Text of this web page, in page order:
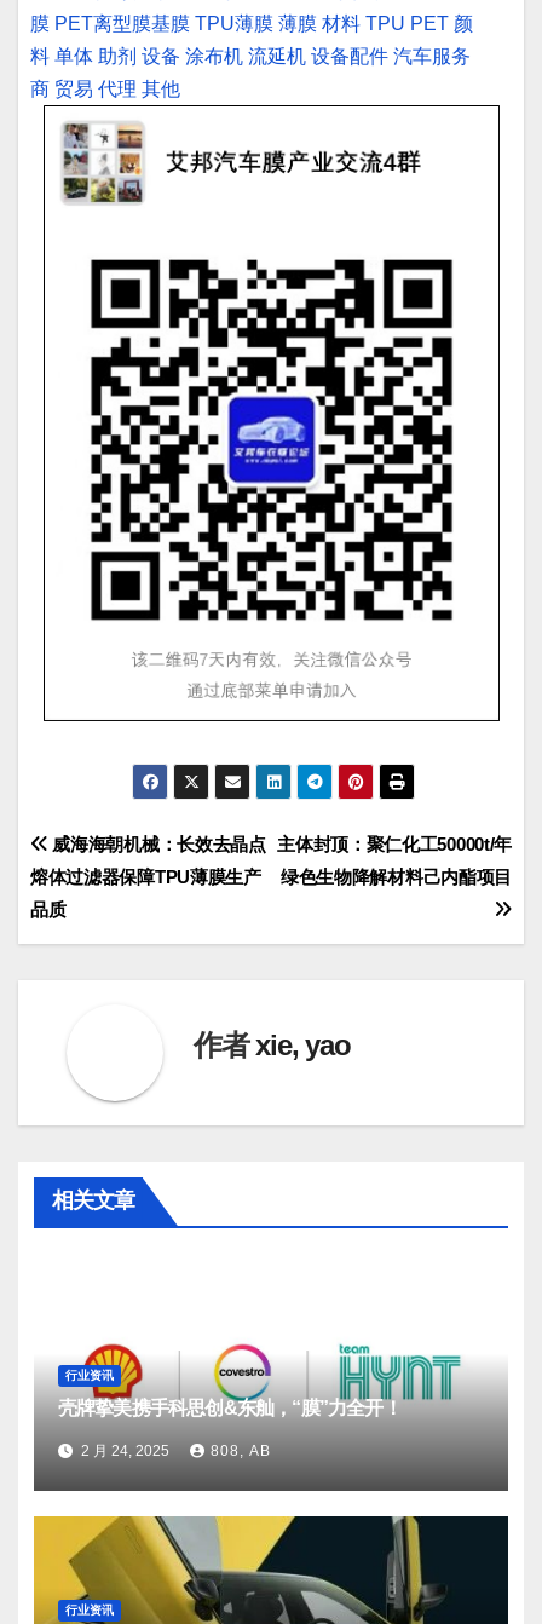
膜 PET离型膜基膜 TPU薄膜 薄膜 材料 TPU PET 颜
料 单体 助剂 设备 涂布机 流延机 设备配件 汽车服务
商 贸易 代理 其他
文
章
导
主体封顶：聚仁化工50000t/年
绿色生物降解材料己内酯项目
威海海朝机械：长效去晶点
熔体过滤器保障TPU薄膜生产
品质
作者xie, yao
相关文章
行业资讯
壳牌挚美携手科思创&东舢，“膜”力全开！
2 月 24, 2025 808, AB
行业资讯